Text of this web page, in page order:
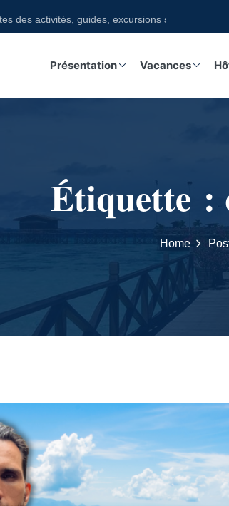
activités, guides, excursions sur notre boutique
Présentation Vacances
Étiquette :
Home